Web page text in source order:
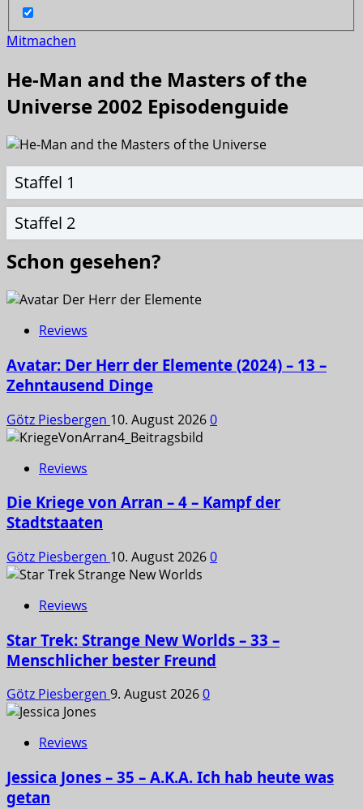
Mitmachen
He-Man and the Masters of the
Universe 2002 Episodenguide
Staffel 1
Staffel 2
Schon gesehen?
Reviews
Avatar: Der Herr der Elemente (2024) – 13 –
Zehntausend Dinge
Götz Piesbergen 10. August 20260
Reviews
Die Kriege von Arran – 4 – Kampf der
Stadtstaaten
Götz Piesbergen 10. August 20260
Reviews
Star Trek: Strange New Worlds – 33 –
Menschlicher bester Freund
Götz Piesbergen 9. August 20260
Reviews
Jessica Jones – 35 – A.K.A. Ich hab heute was
getan